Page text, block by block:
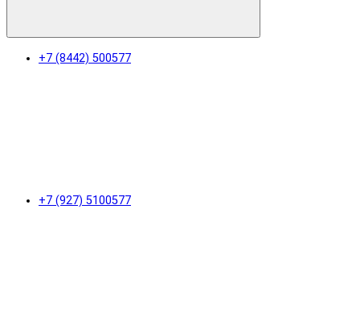
+7 (8442) 500577
+7 (927) 5100577